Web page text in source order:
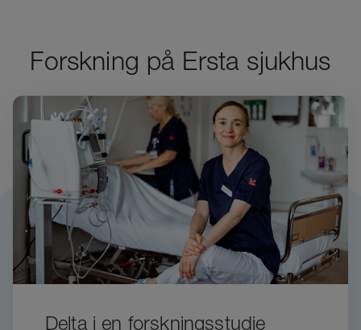
Forskning på Ersta sjukhus
Delta i en forskningsstudie